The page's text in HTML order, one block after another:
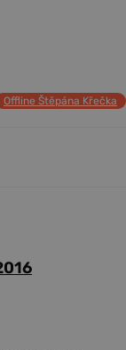
Offline Štěpána Křečka